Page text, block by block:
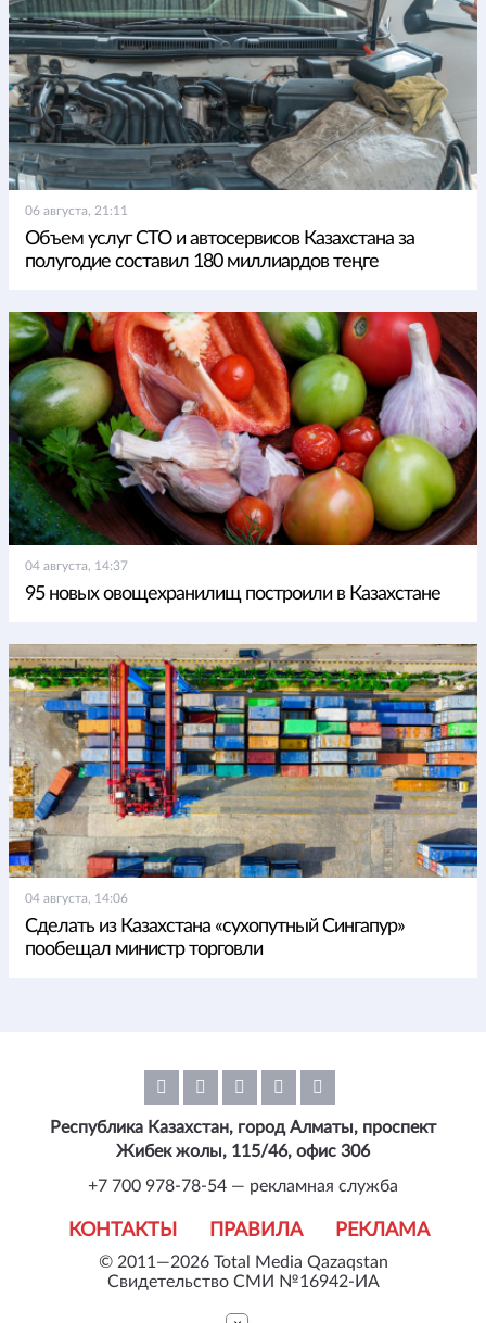
06 августа, 21:11
Объем услуг СТО и автосервисов Казахстана за
полугодие составил 180 миллиардов теңге
04 августа, 14:37
95 новых овощехранилищ построили в Казахстане
04 августа, 14:06
Сделать из Казахстана «сухопутный Сингапур»
пообещал министр торговли
© 2011—2026 Total Media Qazaqstan
Свидетельство СМИ №16942-ИА
КОНТАКТЫ ПРАВИЛА РЕКЛАМА
Республика Казахстан, город Алматы, проспект
Жибек жолы, 115/46, офис 306
+7 700 978-78-54 — рекламная служба